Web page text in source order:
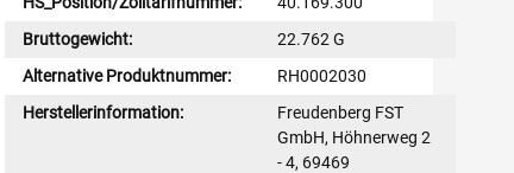
Bruttogewicht:
22.762 G
Alternative Produktnummer:
RH0002030
Herstellerinformation:
Freudenberg FST
GmbH, Höhnerweg 2
- 4, 69469